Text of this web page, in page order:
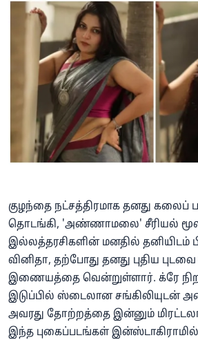
குழந்தை நட்சத்திரமாக தனது
தொடங்கி, 'அண்ணாமலை' சீரியல்
இல்லத்தரசிகளின் மனதில் தனியிடம்
வினிதா, தற்போது தனது புதிய
இணையத்தை வென்றுள்ளார். க்ரே
இடுப்பில் ஸ்டைலான சங்கிலியுடன்
அவரது தோற்றத்தை இன்னும்
இந்த புகைப்படங்கள்